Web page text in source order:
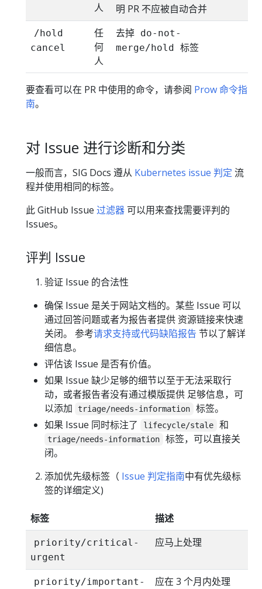
人
明 PR 不应被自动合并
/hold
cancel
任
何
人
去掉 do-not-
merge/hold 标签
要查看可以在 PR 中使用的命令，请参阅 Prow 命令指
南。
对 Issue 进行诊断和分类
一般而言，SIG Docs 遵从 Kubernetes issue 判定 流
程并使用相同的标签。
此 GitHub Issue 过滤器可以用来查找需要评判的
Issues。
评判 Issue
验证 Issue 的合法性
确保 Issue 是关于网站文档的。某些 Issue 可以
通过回答问题或者为报告者提供 资源链接来快速
关闭。 参考请求支持或代码缺陷报告 节以了解详
细信息。
评估该 Issue 是否有价值。
如果 Issue 缺少足够的细节以至于无法采取行
动，或者报告者没有通过模版提供 足够信息，可
以添加
triage/needs-information
标签。
如果 Issue 同时标注了
lifecycle/stale 和
triage/needs-information
标签，可以直接关
闭。
添加优先级标签（ Issue 判定指南中有优先级标
签的详细定义)
标签 描述
priority/critical-
urgent
应马上处理
priority/important-
应在 3 个月内处理